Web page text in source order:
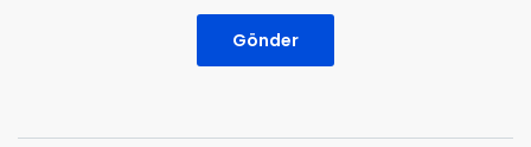
Gönder